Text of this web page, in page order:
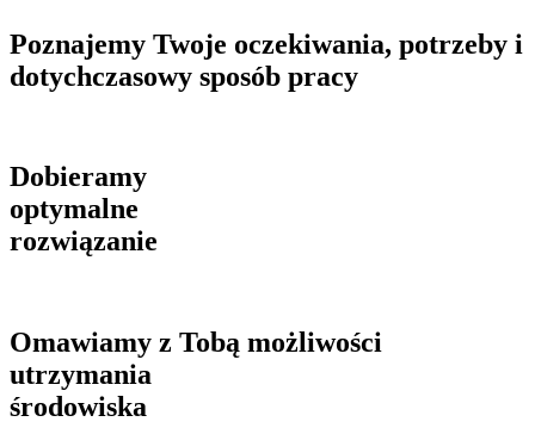
Poznajemy Twoje oczekiwania, potrzeby i
dotychczasowy sposób pracy
Dobieramy
optymalne
rozwiązanie
Omawiamy z Tobą możliwości
utrzymania
środowiska